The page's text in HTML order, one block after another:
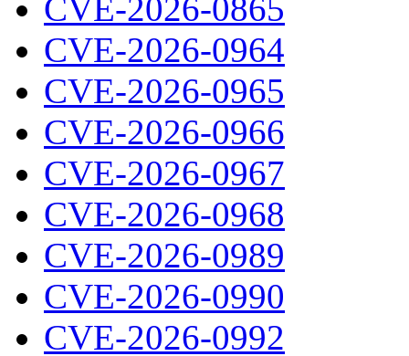
CVE-2026-0865
CVE-2026-0964
CVE-2026-0965
CVE-2026-0966
CVE-2026-0967
CVE-2026-0968
CVE-2026-0989
CVE-2026-0990
CVE-2026-0992